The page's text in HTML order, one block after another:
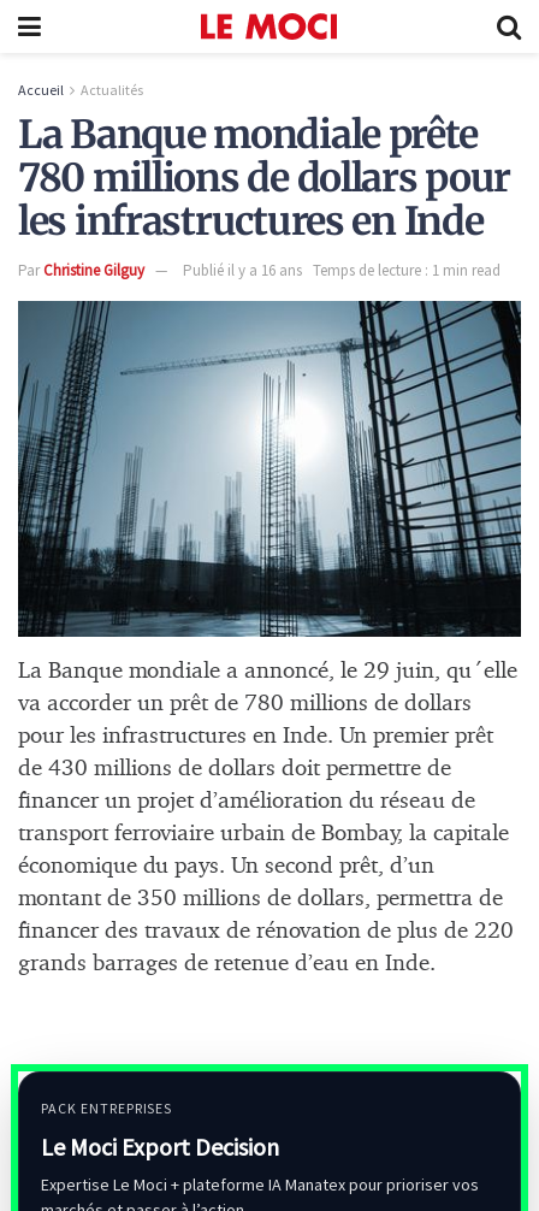
Accueil Actualités
La Banque mondiale prête
780 millions de dollars pour
les infrastructures en Inde
ParChristine Gilguy Publié il y a 16 ans Temps de lecture : 1 min read
La Banque mondiale a annoncé, le 29 juin, qu´elle
va accorder un prêt de 780 millions de dollars
pour les infrastructures en Inde. Un premier prêt
de 430 millions de dollars doit permettre de
financer un projet d’amélioration du réseau de
transport ferroviaire urbain de Bombay, la capitale
économique du pays. Un second prêt, d’un
montant de 350 millions de dollars, permettra de
financer des travaux de rénovation de plus de 220
grands barrages de retenue d’eau en Inde.
PACK ENTREPRISES
Le Moci Export Decision
Expertise Le Moci + plateforme IA Manatex pour prioriser vos